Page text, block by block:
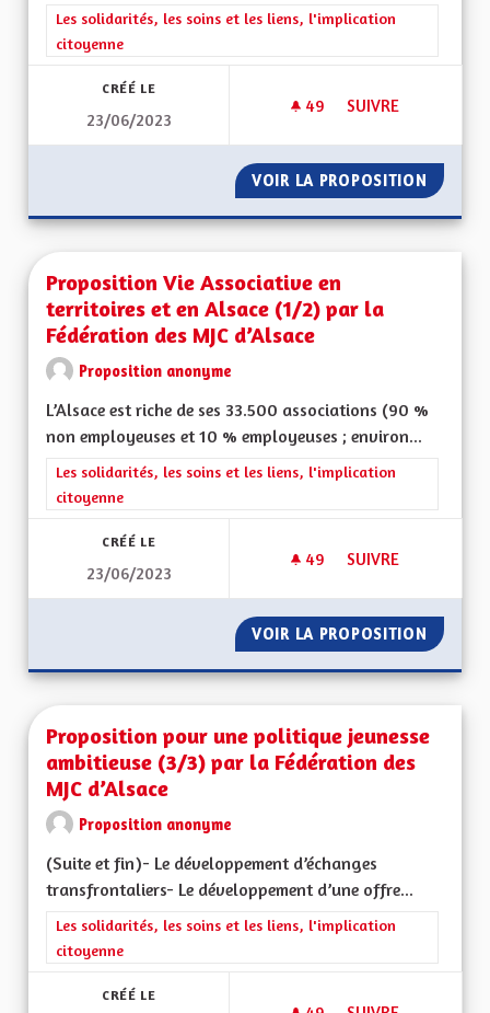
Filtrer les résultats de la catégorie : Les solidarités, les soins
Les solidarités, les soins et les liens, l'implication
citoyenne
CRÉÉ LE
23/06/2023
49 49 ABONNÉS
SUIVRE
VOIR LA PROPOSITION
Proposition Vie Associative en
territoires et en Alsace (1/2) par la
Fédération des MJC d’Alsace
Proposition anonyme
L’Alsace est riche de ses 33.500 associations (90 %
non employeuses et 10 % employeuses ; environ...
Filtrer les résultats de la catégorie : Les solidarités, les soins
Les solidarités, les soins et les liens, l'implication
citoyenne
CRÉÉ LE
23/06/2023
49 49 ABONNÉS
SUIVRE
VOIR LA PROPOSITION
Proposition pour une politique jeunesse
ambitieuse (3/3) par la Fédération des
MJC d’Alsace
Proposition anonyme
(Suite et fin)- Le développement d’échanges
transfrontaliers- Le développement d’une offre...
Filtrer les résultats de la catégorie : Les solidarités, les soins
Les solidarités, les soins et les liens, l'implication
citoyenne
CRÉÉ LE